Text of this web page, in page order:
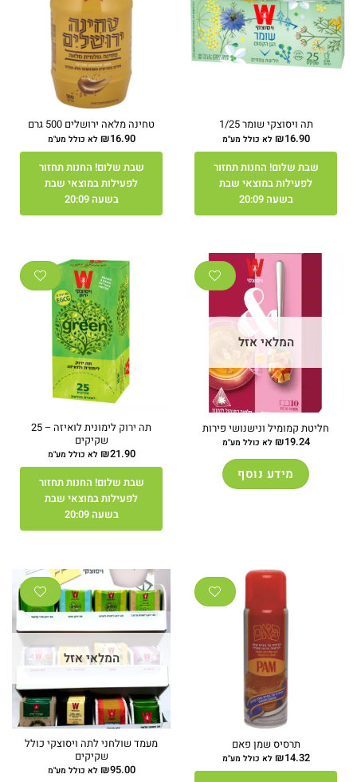
תה ויסוצקי שומר 1/25
₪16.90 לא כולל מע"מ
שבת שלום! החנות תחזור
לפעילות במוצאי שבת
בשעה 20:09
טחינה מלאה ירושלים 500 גרם
₪16.90 לא כולל מע"מ
שבת שלום! החנות תחזור
לפעילות במוצאי שבת
בשעה 20:09
המלאי אזל
חליטת קמומיל ונישנושי פירות
₪19.24 לא כולל מע"מ
מידע נוסף
תה ירוק לימונית לואיזה – 25
שקיקים
₪21.90 לא כולל מע"מ
שבת שלום! החנות תחזור
לפעילות במוצאי שבת
בשעה 20:09
תרסיס שמן פאם
₪14.32 לא כולל מע"מ
המלאי אזל
מעמד שולחני לתה ויסוצקי כולל
שקיקים
₪95.00 לא כולל מע"מ